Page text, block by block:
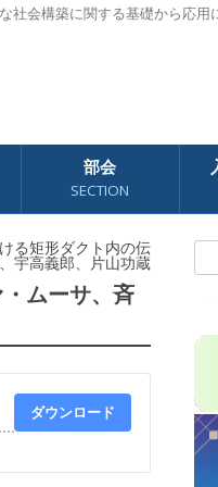
会構築に関する基礎から応
部会
SECTION
る矩形ダクト内の伝
宇高義郎、片山功蔵
ムーサ、斉
ダウンロード
索: